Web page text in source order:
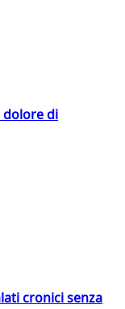
dolore di
cronici senza